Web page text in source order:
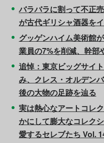
バラバラに割って不正
が古代ギリシャ酒器を
グッゲンハイム美術館
業員の7%を削減、幹部
追悼：東京ビッグサイ
み、クレス・オルデン
後の大物の足跡を辿る
実は熱心なアートコレ
かにして膨大なコレク
愛するセレブたち Vol.